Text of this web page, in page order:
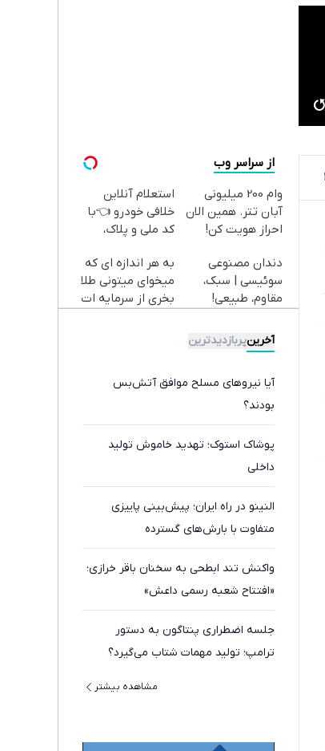
از سراسر وب
وام 200 میلیونی
آبان تتر. همین الان
احراز هویت کن!
استعلام آنلاین
خلافی خودرو 👈با
کد ملی و پلاک،
معطلی
دندان مصنوعی
سوئیسی | سبک،
مقاوم، طبیعی!
رایگان+پرداخت
اقساطی😍
به هر اندازه ای که
میخوای میتونی طلا
بخری از سرمایه ات
آخرینپربازدیدترین
آیا نیروهای مسلح موافق آتش‌بس
بودند؟
پوشاک استوک؛ تهدید خاموش تولید
داخلی
النینو در راه ایران؛ پیش‌بینی پاییزی
متفاوت با بارش‌های گسترده
واکنش تند ابطحی به سخنان باقر خرازی؛
«افتتاح شعبه رسمی داعش»
جلسه اضطراری پنتاگون به دستور
ترامپ؛ تولید مهمات شتاب می‌گیرد؟
مشاهده بیشتر